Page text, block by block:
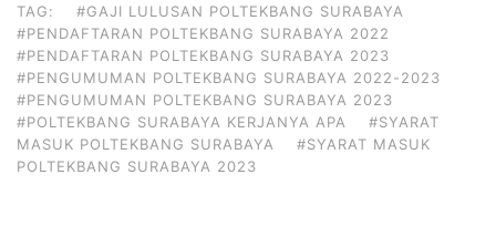
TAG:
#GAJI LULUSAN POLTEKBANG SURABAYA
#PENDAFTARAN POLTEKBANG SURABAYA 2022
#PENDAFTARAN POLTEKBANG SURABAYA 2023
#PENGUMUMAN POLTEKBANG SURABAYA 2022-2023
#PENGUMUMAN POLTEKBANG SURABAYA 2023
#POLTEKBANG SURABAYA KERJANYA APA
#SYARAT
MASUK POLTEKBANG SURABAYA
#SYARAT MASUK
POLTEKBANG SURABAYA 2023